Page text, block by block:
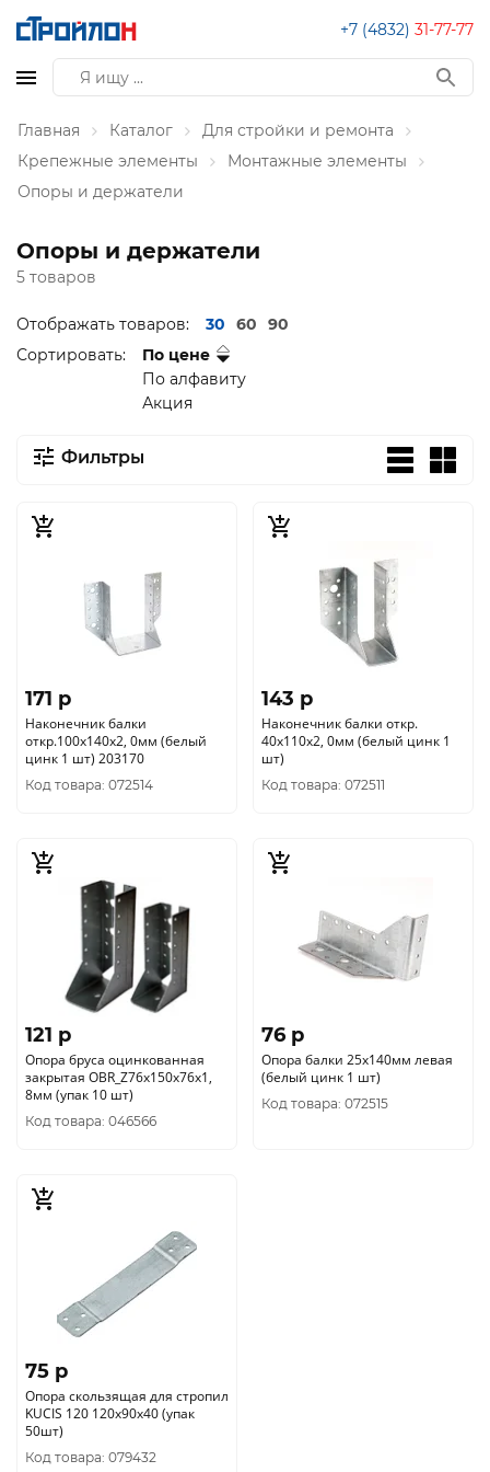
+7 (4832) 31-77-77
Главная Каталог
Для стройки и ремонта
Крепежные элементы
Монтажные элементы
Опоры и держатели
Опоры и держатели
5 товаров
Отображать товаров: 30 60
90
Сортировать:
По цене
По алфавиту
Акция
Фильтры
171 p
Наконечник балки
откр.100х140х2, 0мм (белый
цинк 1 шт) 203170
Код товара: 072514
143 p
Наконечник балки откр.
40х110х2, 0мм (белый цинк 1
шт)
Код товара: 072511
121 p
Опора бруса оцинкованная
закрытая OBR_Z76х150х76х1,
8мм (упак 10 шт)
Код товара: 046566
76 p
Опора балки 25х140мм левая
(белый цинк 1 шт)
Код товара: 072515
75 p
Опора скользящая для стропил
KUCIS 120 120х90х40 (упак
50шт)
Код товара: 079432